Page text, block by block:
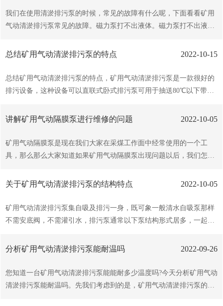
阀芯阀套接触,因阀芯阀套间配合很精密⑧装气阀和导向阀时也需加少
量滑脂,确保良好润滑④装泵前要把所有配件内侧(进气部分)洗净檫干,
向阀、进气盖、气阀垫片密封也可边查边...
我们在使用清淤排污泵的时候，常见的故障有什么呢，下面看看矿用
气动清淤排污泵常见的故障。磁力泵打不出液体。磁力泵打不出液体
气的地方，检查吸入管内空气是否排出，磁力泵内灌注的液体量是否
过电机后或供电线路检修过后)，还应注意泵的吸上度是否太。通过以
上检查若仍不能解决，可将泵拆开检查，看泵轴是否折断，还应检查
清淤排污泵常见的故障。有想要了解多知识的朋友可以关...
2022-10-15
总结矿用气动清淤排污泵的特点
总结矿用气动清淤排污泵的特点，矿用气动清淤排污泵是一款很好的
排污设备，这种设备可以直联式卧式排污泵可用于抽送80℃以下带有
建筑施工，农田排灌，企事业工序中的污水，抽吸与排送，除适用输
等。无堵塞卧式排污泵特点1、无堵塞卧式排污泵安 全可靠、减少维
修费用：经过平衡校验的转子部件及合理的轴承 布置有成效地平衡了
叶轮防堵设计，确保泵运行无堵塞。3、离心式卧式排...
2022-10-05
讲解矿用气动隔膜泵进行维修的问题
矿用气动隔膜泵是现在我们大家在采煤工作面中经常使用的一个工
具，那么那么大家知道如果矿用气动隔膜泵出现问题以后，我们怎么
气动隔膜泵体是否有空蚀斑象，调整压缩空气的压力。下降泵体的运
送的液体与阀球材质不相吻合。阀球将会胀大。请换 合适材质的阀球
与阀座。3 、请检查入口管道是否被堵塞。二、出口液休中含有大量
查隔膜是否正确安装和锁紧。四、气动隔...
2022-10-05
关于矿用气动清淤排污泵的结构特点
矿用气动清淤排污泵集自吸及排污一身，既可象一般清水自吸泵那样
不需安底阀，不需灌引水，排污泵通常以下泵结构形式居多，一起看
步电动机，下部为水泵部分，中间是轴封装置，泵与电动机同轴联
种，水泵部分油室、泵体、叶轮、泵盖、过滤网、管接头等组成；密
封部分由机械密封和油封构成，安装在充有润滑油的油室中。为防止
2022-09-26
分析矿用气动清淤排污泵能耐温吗
您知道一台矿用气动清淤排污泵能能耐多少温度吗?今天分析矿用气动
清淤排污泵能耐温吗。先我们考虑到的是，矿用气动清淤排污泵的材